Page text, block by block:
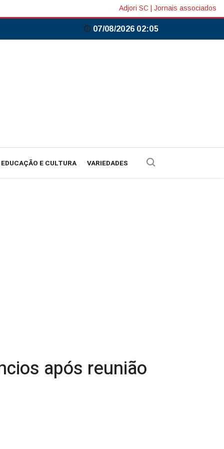
Adjori SC Jornais associados
07/08/2026 02:05
EDUCAÇÃO E CULTURA VARIEDADES
após reunião